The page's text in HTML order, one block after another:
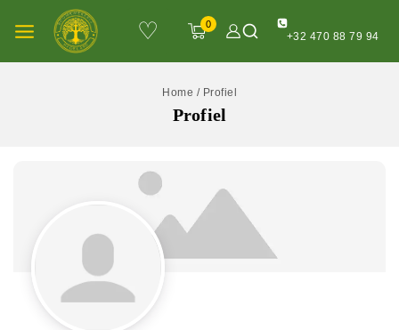
♡ 0
+32 470 88 79 94
Home / Profiel
Profiel